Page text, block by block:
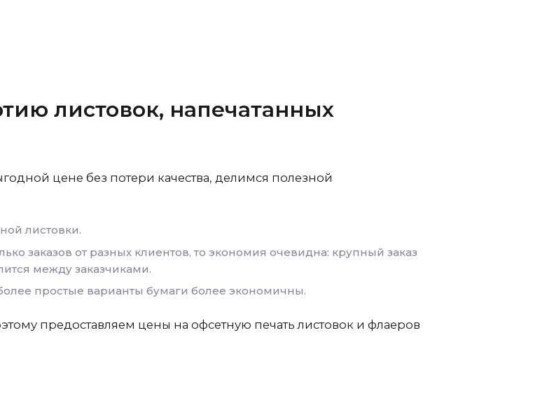
листовок, напечатанных
цене без потери качества, делимся полезной
листовки.
заказов от разных клиентов, то экономия очевидна: крупный заказ
между заказчиками.
простые варианты бумаги более экономичны.
предоставляем цены на офсетную печать листовок и флаеров